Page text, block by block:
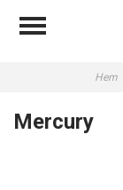
Hem
Mercury